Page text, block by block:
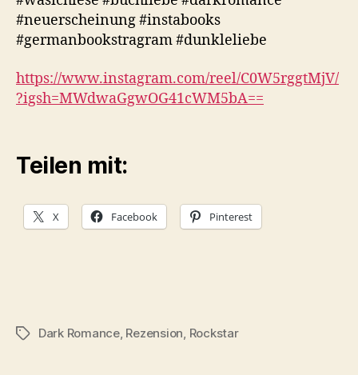
#neuerscheinung #instabooks
#germanbookstragram #dunkleliebe
https://www.instagram.com/reel/C0W5rggtMjV/
?igsh=MWdwaGgwOG41cWM5bA==
Teilen mit:
X Facebook Pinterest
Schlagwörter
Dark Romance, Rezension Rockstar